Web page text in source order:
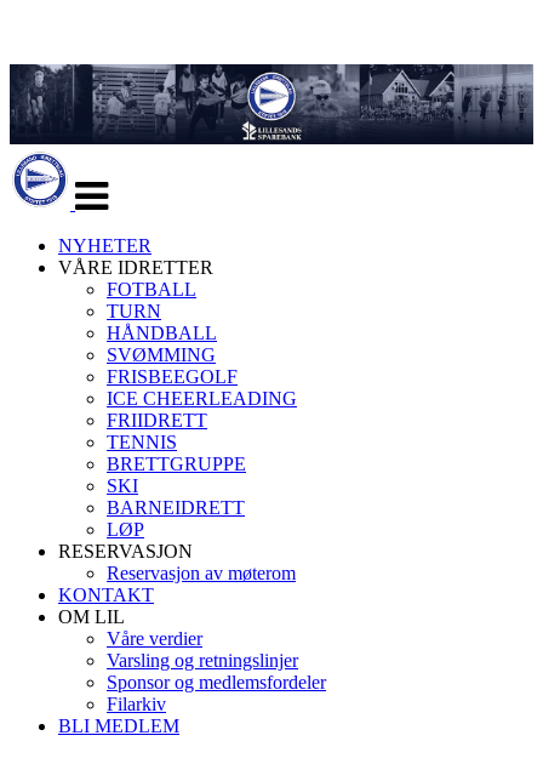
navigasjon
NYHETER
VÅRE IDRETTER
FOTBALL
TURN
HÅNDBALL
SVØMMING
FRISBEEGOLF
ICE CHEERLEADING
FRIIDRETT
TENNIS
BRETTGRUPPE
SKI
BARNEIDRETT
LØP
RESERVASJON
Reservasjon av møterom
KONTAKT
OM LIL
Våre verdier
Varsling og retningslinjer
Sponsor og medlemsfordeler
Filarkiv
BLI MEDLEM